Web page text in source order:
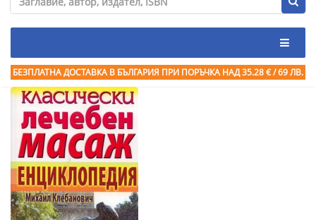
БЕЗПЛАТНА ДОСТАВКА В БЪЛГАРИЯ ПРИ ПОРЪЧКА НАД 35.28 € / 69 ЛВ.